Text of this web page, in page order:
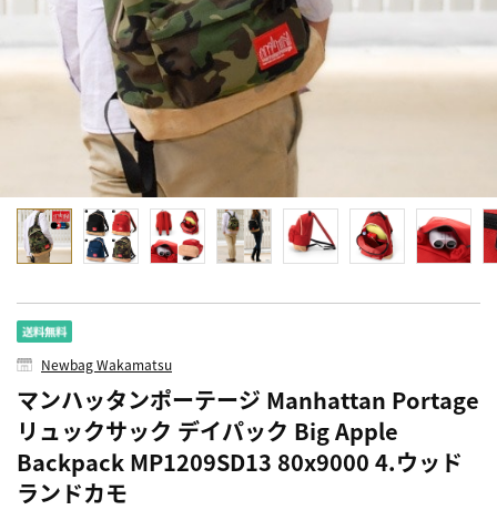
Newbag Wakamatsu
マンハッタンポーテージ Manhattan Portage
リュックサック デイパック Big Apple
Backpack MP1209SD13 80x9000 4.ウッド
ランドカモ